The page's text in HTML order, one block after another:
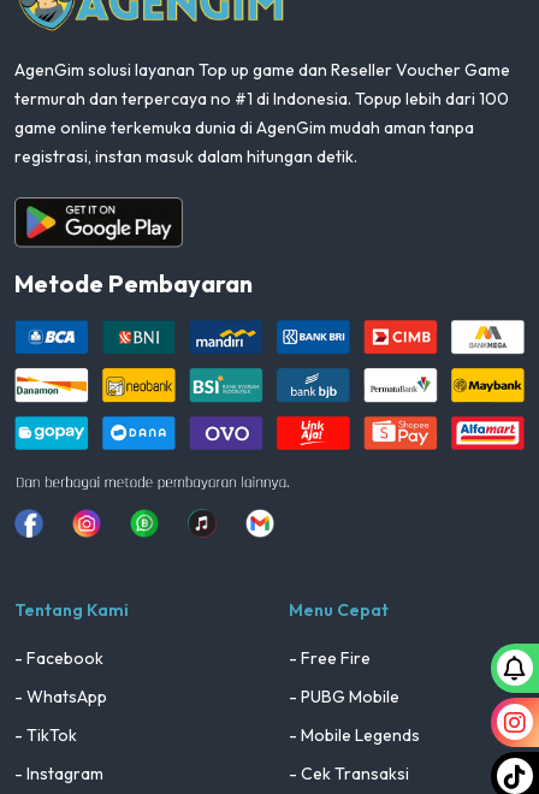
AgenGim solusi layanan Top up game dan Reseller Voucher Game
termurah dan terpercaya no #1 di Indonesia. Topup lebih dari 100
game online terkemuka dunia di AgenGim mudah aman tanpa
registrasi, instan masuk dalam hitungan detik.
Aplikasi Android
Metode Pembayaran
FacebookInstagramWhatsapp
Tiktok youtube
Tentang Kami
- Facebook
- WhatsApp
- TikTok
- Instagram
Menu Cepat
- Free Fire
- PUBG Mobile
- Mobile Legends
- Cek Transaksi